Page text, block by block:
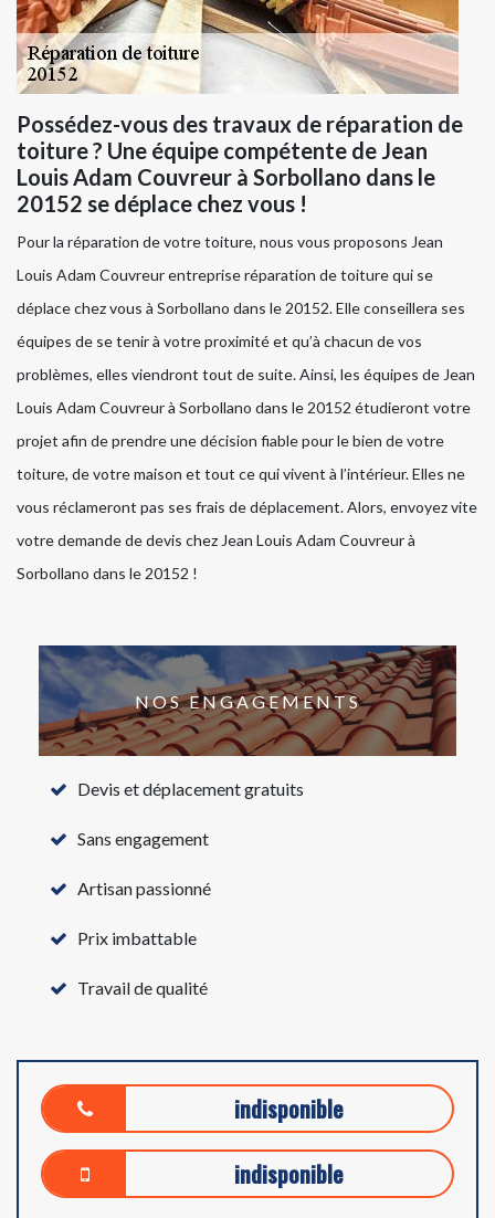
Possédez-vous des travaux de réparation de
toiture ? Une équipe compétente de Jean
Louis Adam Couvreur à Sorbollano dans le
20152 se déplace chez vous !
Pour la réparation de votre toiture, nous vous proposons Jean
Louis Adam Couvreur entreprise réparation de toiture qui se
déplace chez vous à Sorbollano dans le 20152. Elle conseillera ses
équipes de se tenir à votre proximité et qu’à chacun de vos
problèmes, elles viendront tout de suite. Ainsi, les équipes de Jean
Louis Adam Couvreur à Sorbollano dans le 20152 étudieront votre
projet afin de prendre une décision fiable pour le bien de votre
toiture, de votre maison et tout ce qui vivent à l’intérieur. Elles ne
vous réclameront pas ses frais de déplacement. Alors, envoyez vite
votre demande de devis chez Jean Louis Adam Couvreur à
Sorbollano dans le 20152 !
NOS ENGAGEMENTS
Devis et déplacement gratuits
Sans engagement
Artisan passionné
Prix imbattable
Travail de qualité
indisponible
indisponible